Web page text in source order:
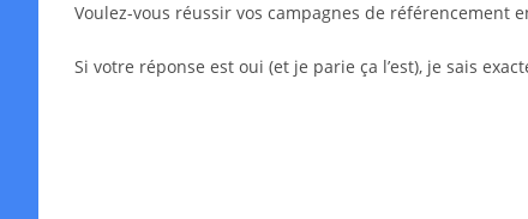
Voulez-vous réussir vos campagnes de référencement
Si votre réponse est oui (et je parie ça l’est), je sais